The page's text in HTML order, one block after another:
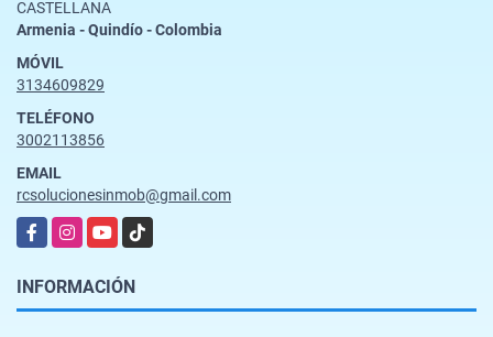
CASTELLANA
Armenia - Quindío - Colombia
MÓVIL
3134609829
TELÉFONO
3002113856
EMAIL
rcsolucionesinmob@gmail.com
FacebookInstagramYouTubeTikTok
INFORMACIÓN